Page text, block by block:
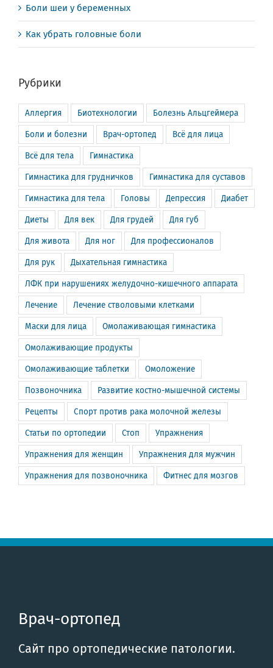
Боли шеи у беременных
Как убрать головные боли
Рубрики
Аллергия Биотехнологии Болезнь Альцгеймера
Боли и болезни Врач-ортопед Всё для лица
Всё для тела Гимнастика
Гимнастика для грудничков Гимнастика для суставов
Гимнастика для тела Головы Депрессия Диабет
Диеты Для век Для грудей Для губ
Для живота Для ног Для профессионалов
Для рук Дыхательная гимнастика
ЛФК при нарушениях желудочно-кишечного аппарата
Лечение Лечение стволовыми клетками
Маски для лица Омолаживающая гимнастика
Омолаживающие продукты
Омолаживающие таблетки Омоложение
Позвоночника Развитие костно-мышечной системы
Рецепты Спорт против рака молочной железы
Статьи по ортопедии Стоп Упражнения
Упражнения для женщин Упражнения для мужчин
Упражнения для позвоночника Фитнес для мозгов
Врач-ортопед
Сайт про ортопедические патологии.